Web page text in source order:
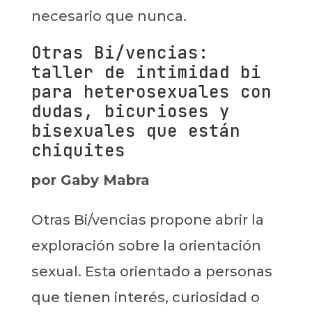
necesario que nunca.
Otras Bi/vencias:
taller de intimidad bi
para heterosexuales con
dudas, bicurioses y
bisexuales que están
chiquites
por Gaby Mabra
Otras Bi/vencias propone abrir la
exploración sobre la orientación
sexual. Esta orientado a personas
que tienen interés, curiosidad o